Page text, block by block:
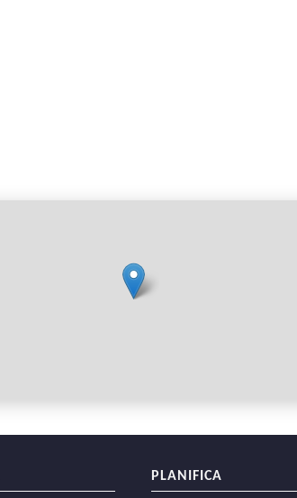
PLANIFICA